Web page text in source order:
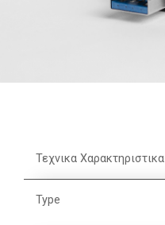
Τεχνικα Χαρακτηριστικα
Type